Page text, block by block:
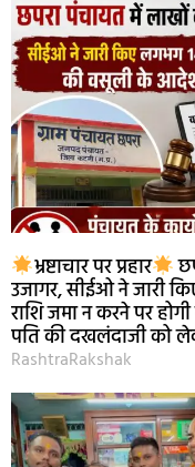
भ्रष्टाचार पर प्रहार
उजागर, सीईओ ने जारी
राशि जमा न करने पर
पति की दखलंदाजी को
RashtraRakshak